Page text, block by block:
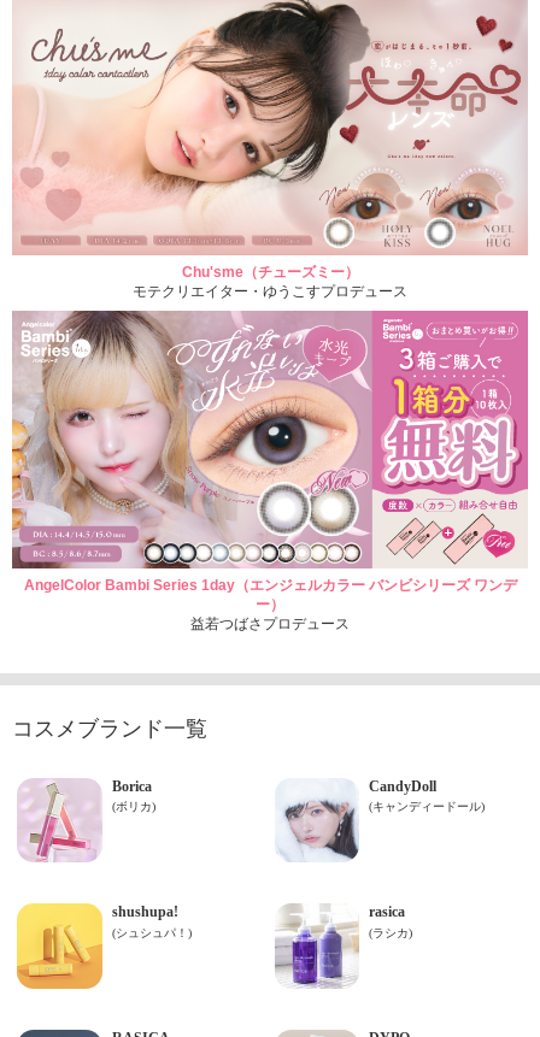
Chu'sme（チューズミー）
モテクリエイター・ゆうこすプロデュース
AngelColor Bambi Series 1day（エンジェルカラー バンビシリーズ ワンデ
ー）
益若つばさプロデュース
コスメブランド一覧